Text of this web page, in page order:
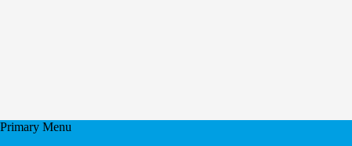
Primary Menu